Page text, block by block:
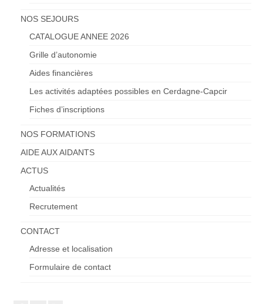
NOS SEJOURS
CATALOGUE ANNEE 2026
Grille d’autonomie
Aides financières
Les activités adaptées possibles en Cerdagne-Capcir
Fiches d’inscriptions
NOS FORMATIONS
AIDE AUX AIDANTS
ACTUS
Actualités
Recrutement
CONTACT
Adresse et localisation
Formulaire de contact